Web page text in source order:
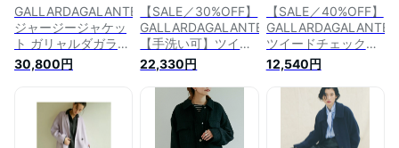
GALLARDAGALANTE
ジャージージャケッ
ト ガリャルダガラン
テ ジャケット・アウ
ター その他のジャケ
ウン ブラック【送料
30,800円
【SALE／30%OFF】
GALLARDAGALANTE
【手洗い可】ツイー
ドショートジャケッ
ト ガリャルダガラン
テ ジャケット・アウ
ター その他のジャケ
ット・アウター ホワ
イト ブラック【送料
22,330円
【SALE／40%OFF】
GALLARDAGALANTE
ツイードチェックジ
ャケット ガリャルダ
ガランテ ジャケッ
ト・アウター その他
のジャケット・アウ
ター ブラック ホワ
イト【送料無料】
12,540円